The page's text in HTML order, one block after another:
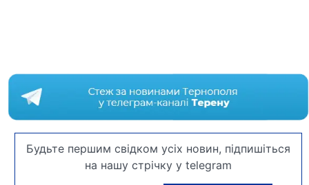
Будьте першим свідком усіх новин, підпишіться
на нашу стрічку у telegram